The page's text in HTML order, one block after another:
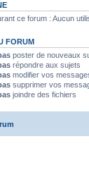
ce forum : Aucun
FORUM
poster de nouveaux
répondre aux sujets
modifier vos
supprimer vos
joindre des fichiers